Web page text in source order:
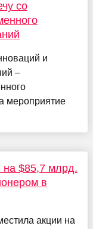
со
и
–
мероприятие
на $85,7 млрд.
в
акции на